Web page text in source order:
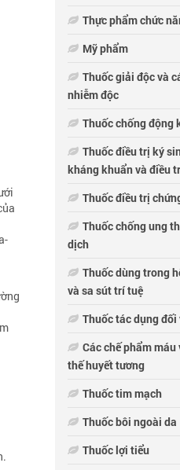
Thực phẩm chức
Mỹ phẩm
Thuốc giải độc và
nhiễm độc
Thuốc chống động
Thuốc điều trị ký
kháng khuẩn và điều
Thuốc điều trị
Thuốc chống ung
dịch
Thuốc dùng trong
và sa sút trí tuệ
Thuốc tác dụng đối
Các chế phẩm
thế huyết tương
Thuốc tim mạch
Thuốc bôi ngoài da
Thuốc lợi tiểu